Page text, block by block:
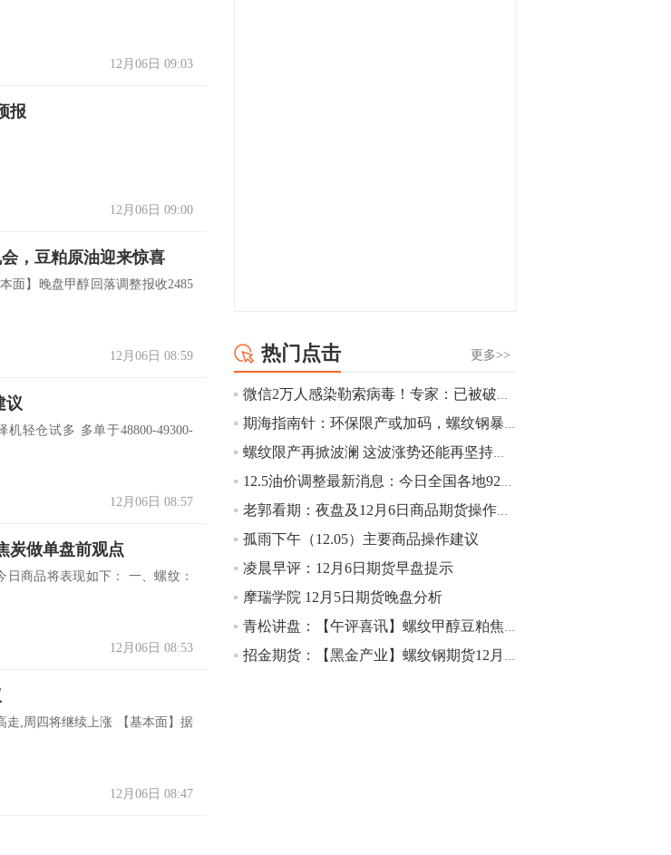
12月06日 09:03
报
12月06日 09:00
，豆粕原油迎来惊喜
面】晚盘甲醇回落调整报收2485
12月06日 08:59
议
机轻仓试多 多单于48800-49300-
12月06日 08:57
炭做单盘前观点
商品将表现如下： 一、螺纹：
12月06日 08:53
,周四将继续上涨 【基本面】据
12月06日 08:47
幅扩大至4.4%。
10:43
【行情】芝加哥11月大豆期货跌0.4%，12
月玉米期货跌1%。
10:43
【行情】油脂油料期货表现抢眼，豆二期
2.5%，棕榈油涨近2%，菜粕涨1.54%。
10:17
【研报精选】国内期货机构对8月5日的原
油期货走势预测
更多>>
热门点击
微信2万人感染勒索病毒！专家：已被破解 被感染文件极易恢复
期海指南针：环保限产或加码，螺纹钢暴涨4%领涨三市
螺纹限产再掀波澜 这波涨势还能再坚持多久？
12.5油价调整最新消息：今日全国各地92号汽油价格查询一览
老郭看期：夜盘及12月6日商品期货操作分析
孤雨下午（12.05）主要商品操作建议
凌晨早评：12月6日期货早盘提示
摩瑞学院 12月5日期货晚盘分析
青松讲盘：【午评喜讯】螺纹甲醇豆粕焦炭等12月5日期货建议
招金期货：【黑金产业】螺纹钢期货12月投资简要参考方案